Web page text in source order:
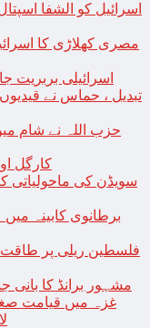
اسرائیل کو الشفا
مصری کھلاڑی کا
اسرائیلی بربریت
تبدیل ، حماس نے
کارگل
سویڈن کی ماحولیاتی
برطانوی کابینہ
فلسطین ریلی پر طاقت
مشہور برانڈ کا
غزہ میں قیامت